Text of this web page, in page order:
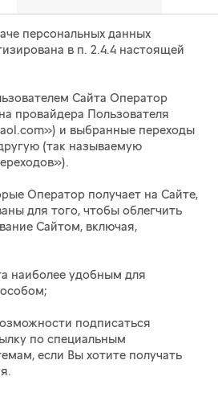
персональных данных
в п. 2.4.4 настоящей
Сайта Оператор
провайдера Пользователя
и выбранные переходы
(так называемую
Оператор получает на Сайте,
для того, чтобы облегчить
Сайтом, включая,
наиболее удобным для
подписаться
по специальным
если Вы хотите получать